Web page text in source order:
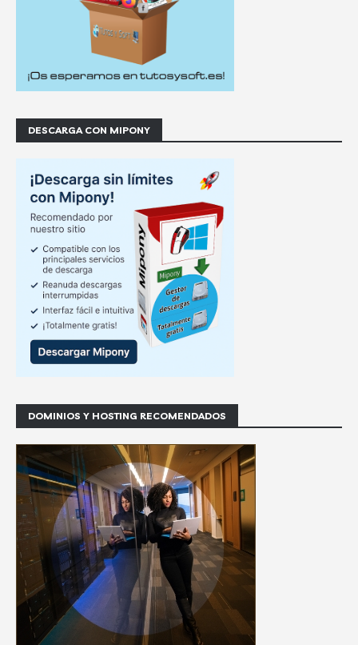
DESCARGA CON MIPONY
DOMINIOS Y HOSTING RECOMENDADOS